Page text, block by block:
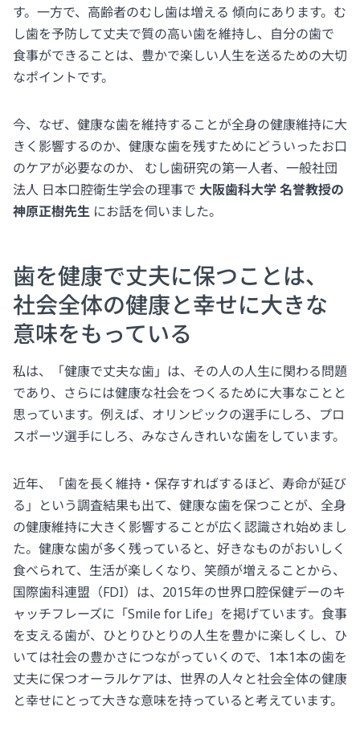
す。一方で、高齢者のむし歯は増える 傾向にあります。む
し歯を予防して丈夫で質の高い歯を維持し、自分の歯で
食事ができることは、豊かで楽しい人生を送るための大切
なポイントです。
今、なぜ、健康な歯を維持することが全身の健康維持に大
きく影響するのか、健康な歯を残すためにどういったお口
のケアが必要なのか、 むし歯研究の第一人者、一般社団
法人 日本口腔衛生学会の理事で 大阪歯科大学 名誉教授の
神原正樹先生 にお話を伺いました。
歯を健康で丈夫に保つことは、
社会全体の健康と幸せに大きな
意味をもっている
私は、「健康で丈夫な歯」は、その人の人生に関わる問題
であり、さらには健康な社会をつくるために大事なことと
思っています。例えば、オリンピックの選手にしろ、プロ
スポーツ選手にしろ、みなさんきれいな歯をしています。
近年、「歯を長く維持・保存すればするほど、寿命が延び
る」という調査結果も出て、健康な歯を保つことが、全身
の健康維持に大きく影響することが広く認識され始めまし
た。健康な歯が多く残っていると、好きなものがおいしく
食べられて、生活が楽しくなり、笑顔が増えることから、
国際歯科連盟（FDI）は、2015年の世界口腔保健デーのキ
ャッチフレーズに「Smile for Life」を掲げています。食事
を支える歯が、ひとりひとりの人生を豊かに楽しくし、ひ
いては社会の豊かさにつながっていくので、1本1本の歯を
丈夫に保つオーラルケアは、世界の人々と社会全体の健康
と幸せにとって大きな意味を持っていると考えています。